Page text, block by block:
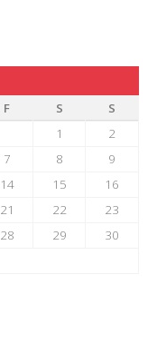
F S
S
1
2
7 8
9
14 15
16
21 22
23
28 29
30